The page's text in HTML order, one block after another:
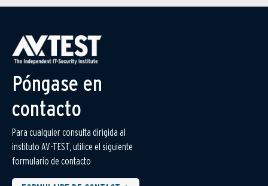
Póngase en
contacto
Para cualquier consulta dirigida al
instituto AV-TEST, utilice el siguiente
formulario de contacto